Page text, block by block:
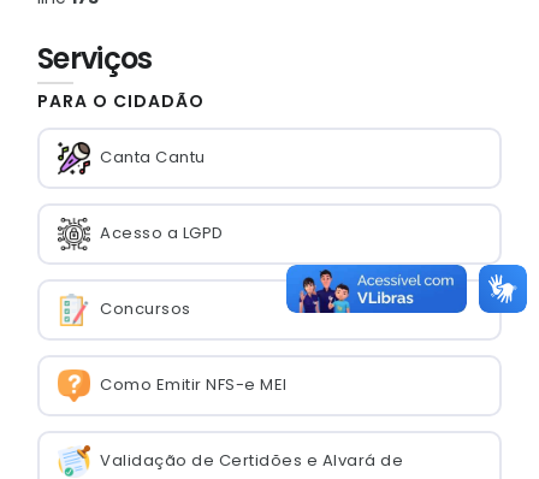
Serviços
PARA O CIDADÃO
Canta Cantu
Acesso a LGPD
Concursos
Como Emitir NFS-e MEI
Validação de Certidões e Alvará de